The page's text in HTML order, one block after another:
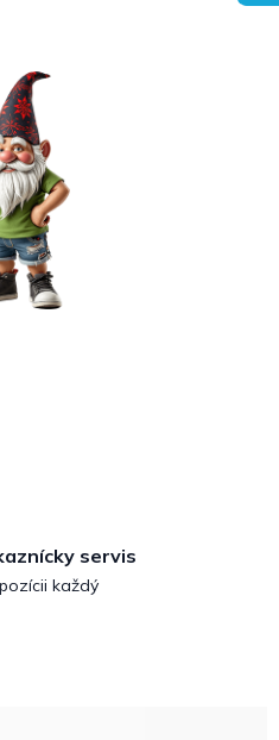
servis
každý